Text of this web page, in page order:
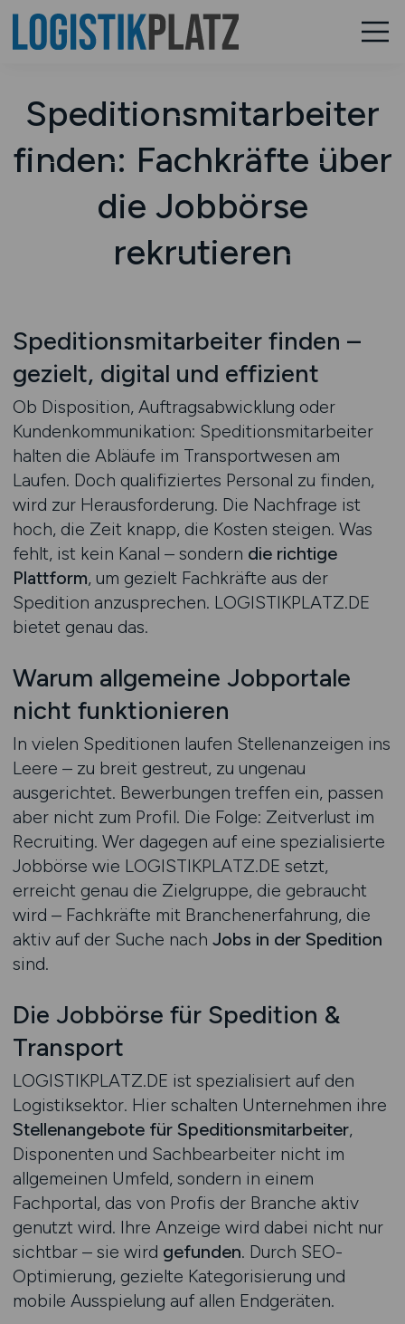
Speditionsmitarbeiter
finden: Fachkräfte über
die Jobbörse
rekrutieren
Speditionsmitarbeiter finden –
gezielt, digital und effizient
Ob Disposition, Auftragsabwicklung oder
Kundenkommunikation: Speditionsmitarbeiter
halten die Abläufe im Transportwesen am
Laufen. Doch qualifiziertes Personal zu finden,
wird zur Herausforderung. Die Nachfrage ist
hoch, die Zeit knapp, die Kosten steigen. Was
fehlt, ist kein Kanal – sondern die richtige
Plattform, um gezielt Fachkräfte aus der
Spedition anzusprechen. LOGISTIKPLATZ.DE
bietet genau das.
Warum allgemeine Jobportale
nicht funktionieren
In vielen Speditionen laufen Stellenanzeigen ins
Leere – zu breit gestreut, zu ungenau
ausgerichtet. Bewerbungen treffen ein, passen
aber nicht zum Profil. Die Folge: Zeitverlust im
Recruiting. Wer dagegen auf eine spezialisierte
Jobbörse wie LOGISTIKPLATZ.DE setzt,
erreicht genau die Zielgruppe, die gebraucht
wird – Fachkräfte mit Branchenerfahrung, die
aktiv auf der Suche nach Jobs in der Spedition
sind.
Die Jobbörse für Spedition &
Transport
LOGISTIKPLATZ.DE ist spezialisiert auf den
Logistiksektor. Hier schalten Unternehmen ihre
Stellenangebote für Speditionsmitarbeiter,
Disponenten und Sachbearbeiter nicht im
allgemeinen Umfeld, sondern in einem
Fachportal, das von Profis der Branche aktiv
genutzt wird. Ihre Anzeige wird dabei nicht nur
sichtbar – sie wird gefunden. Durch SEO-
Optimierung, gezielte Kategorisierung und
mobile Ausspielung auf allen Endgeräten.